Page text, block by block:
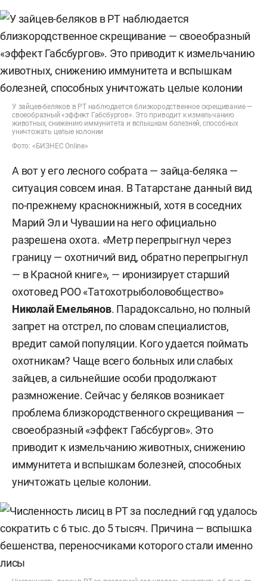
У зайцев-беляков в РТ наблюдается близкородственное скрещивание —
своеобразный «эффект Габсбургов». Это приводит к измельчанию
животных, снижению иммунитета и вспышкам болезней, способных
уничтожать целые колонии
Фото: «БИЗНЕС Online»
А вот у его лесного собрата — зайца-беляка —
ситуация совсем иная. В Татарстане данный вид
по-прежнему краснокнижный, хотя в соседних
Марий Эл и Чувашии на него официально
разрешена охота. «Метр перепрыгнул через
границу — охотничий вид, обратно перепрыгнул
— в Красной книге», — иронизирует старший
охотовед РОО «Татохотрыболовобщество»
Николай Емельянов. Парадоксально, но полный
запрет на отстрел, по словам специалистов,
вредит самой популяции. Кого удается поймать
охотникам? Чаще всего больных или слабых
зайцев, а сильнейшие особи продолжают
размножение. Сейчас у беляков возникает
проблема близкородственного скрещивания —
своеобразный «эффект Габсбургов». Это
приводит к измельчанию животных, снижению
иммунитета и вспышкам болезней, способных
уничтожать целые колонии.